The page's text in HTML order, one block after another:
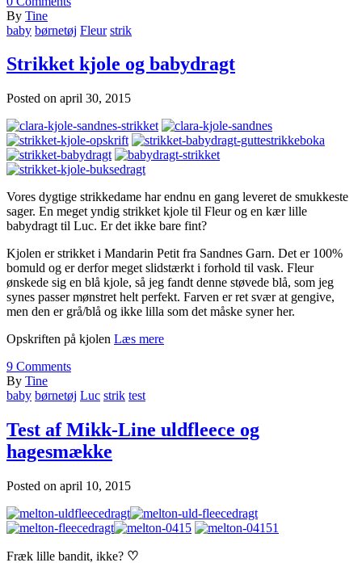
By Tine
baby børnetøj Fleur strik
Strikket kjole og babydragt
Posted on april 30, 2015
Vores dygtige strikkedame har endnu en gang leveret de smukkeste
sager. En meget yndig strikket kjole til Fleur og en kær lille
babydragt til Luc. Er det ikke bare fint?
Kjolen er strikket i Mandarin Petit fra Sandnes Garn. Det er 100%
bomuld og er derfor meget slidstærkt i forhold til vask. Fleur
ønskede sig en blå kjole, så jeg fandt denne støvede blå, som jeg
synes passer mønstret helt perfekt. Farven er ret svær at gengive,
men den er grå/blå og ikke lilla som det måske syner her.
Opskriften på kjolen Læs mere
9 Comments
By Tine
baby børnetøj Luc strik test
Test af Mikk-Line uldfleece og
hagesmække
Posted on april 10, 2015
Fræk lille bandit, ikke? ♡